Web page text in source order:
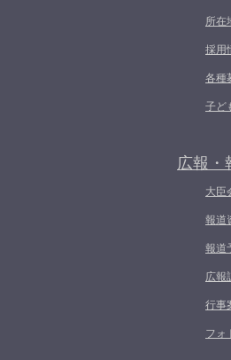
所在
採用
各種
子ど
広報・
大臣
報道
報道
広報
行事
フォ